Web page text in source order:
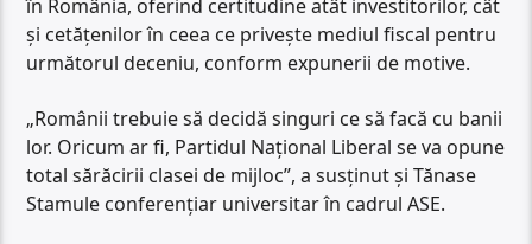
în România, oferind certitudine atât investitorilor, cât
și cetățenilor în ceea ce privește mediul fiscal pentru
următorul deceniu, conform expunerii de motive.
„Românii trebuie să decidă singuri ce să facă cu banii
lor. Oricum ar fi, Partidul Național Liberal se va opune
total sărăcirii clasei de mijloc”, a susținut și Tănase
Stamule conferențiar universitar în cadrul ASE.